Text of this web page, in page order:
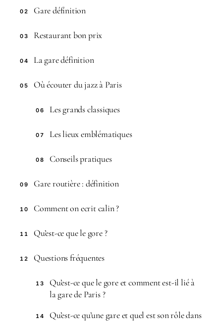
02 Gare définition
03 Restaurant bon prix
04 La gare définition
05 Où écouter du jazz à Paris
06 Les grands classiques
07 Les lieux emblématiques
08 Conseils pratiques
09 Gare routière : définition
10 Comment on ecrit calin ?
11 Qu’est-ce que le gore ?
12 Questions fréquentes
13
Qu’est-ce que le gore et comment est-il lié à
la gare de Paris ?
14
Qu’est-ce qu’une gare et quel est son rôle dans